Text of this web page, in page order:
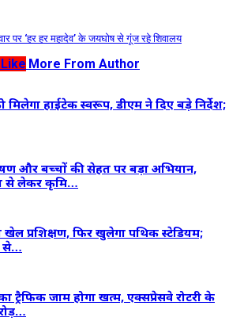
पर ‘हर हर महादेव’ के जयघोष से गूंज रहे शिवालय
More From Author
हाईटेक स्वरूप, डीएम ने दिए बड़े निर्देश;
और बच्चों की सेहत पर बड़ा अभियान,
से लेकर कृमि…
प्रशिक्षण, फिर खुलेगा पथिक स्टेडियम;
से…
ट्रैफिक जाम होगा खत्म, एक्सप्रेसवे रोटरी के